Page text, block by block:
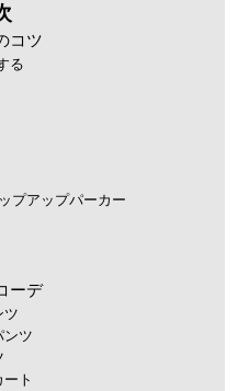
コツ
る
プアップパーカー
ーデ
ツ
ンツ
ト